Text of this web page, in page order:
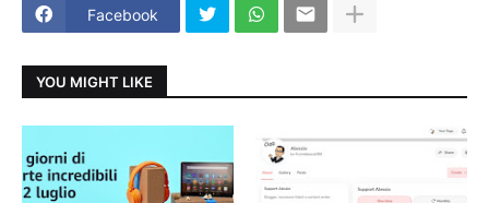
Facebook
YOU MIGHT LIKE